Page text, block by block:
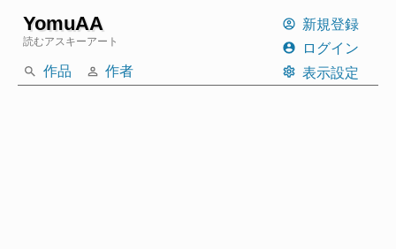
YomuAA
読むアスキーアート
作品 作者
新規登録
ログイン
表示設定